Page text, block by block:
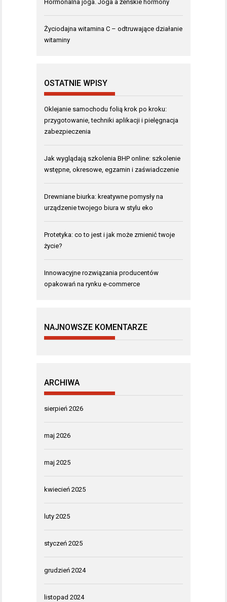
Hormonalna joga. Joga a żeńskie hormony
Życiodajna witamina C – odtruwające działanie
witaminy
OSTATNIE WPISY
Oklejanie samochodu folią krok po kroku:
przygotowanie, techniki aplikacji i pielęgnacja
zabezpieczenia
Jak wyglądają szkolenia BHP online: szkolenie
wstępne, okresowe, egzamin i zaświadczenie
Drewniane biurka: kreatywne pomysły na
urządzenie twojego biura w stylu eko
Protetyka: co to jest i jak może zmienić twoje
życie?
Innowacyjne rozwiązania producentów
opakowań na rynku e-commerce
NAJNOWSZE KOMENTARZE
ARCHIWA
sierpień 2026
maj 2026
maj 2025
kwiecień 2025
luty 2025
styczeń 2025
grudzień 2024
listopad 2024